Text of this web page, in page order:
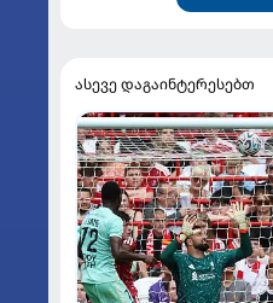
ასევე დაგაინტერესებთ